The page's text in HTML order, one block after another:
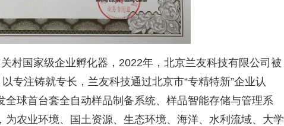
村国家级企业孵化器， 2022年，北京兰友科技有限公司被
专注铸就专长，兰友科技通过北京市“专精特新”企业认
球首台套全自动样品制备系统、样品智能存储与管理系
农业环境、国土资源、生态环境、海洋、水利流域、大学